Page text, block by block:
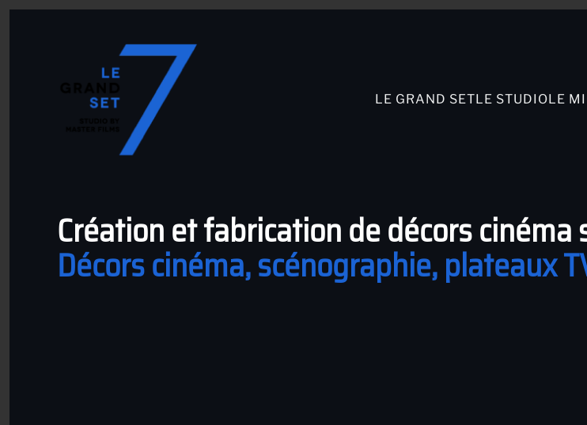
Accéder au contenu principal
LE GRAND SETLE STUDIOLE
Création et fabrication de décors
Décors cinéma, scénographie, plateaux